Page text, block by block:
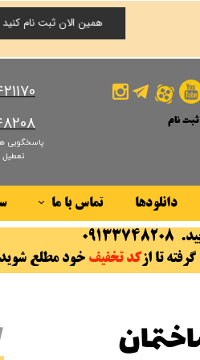
پاسخگویی
تعطیل
دانلودها تماس با ما
درباره ما
ثبت نام
من
واژه
حساب کاربری
همین الان ثبت نام کنید
تا از کد تخفیف خود مطلع